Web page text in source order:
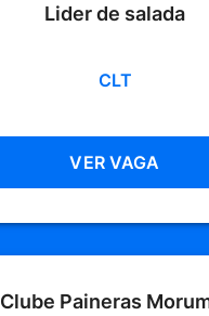
Lider de salada
CLT
VER VAGA
Clube Paineras